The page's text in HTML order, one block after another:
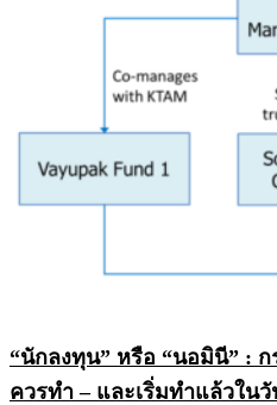
“นักลงทุน” หรือ “นอมินี” :
ควรทำ – และเริ่มทำแล้วใน